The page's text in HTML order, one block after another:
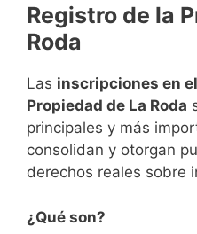
Registro de la
Roda
Las inscripciones en
Propiedad de La Roda
principales y más
consolidan y otorgan
derechos reales sobre
¿Qué son?